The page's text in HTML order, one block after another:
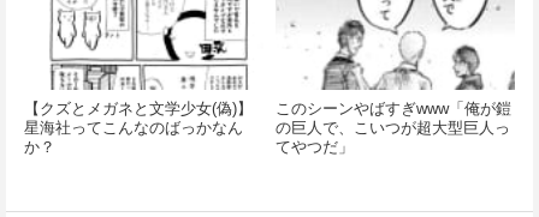
【クズとメガネと文学少女(偽)】
星海社ってこんなのばっかなん
か？
このシーンやばすぎwww「俺が鎧
の巨人で、こいつが超大型巨人っ
てやつだ」